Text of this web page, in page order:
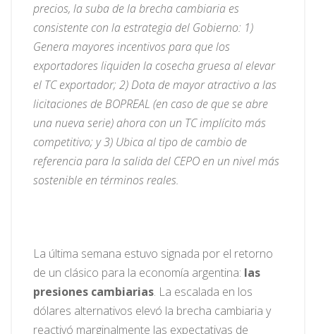
precios, la suba de la brecha cambiaria es
consistente con la estrategia del Gobierno: 1)
Genera mayores incentivos para que los
exportadores liquiden la cosecha gruesa al elevar
el TC exportador; 2) Dota de mayor atractivo a las
licitaciones de BOPREAL (en caso de que se abre
una nueva serie) ahora con un TC implícito más
competitivo; y 3) Ubica al tipo de cambio de
referencia para la salida del CEPO en un nivel más
sostenible en términos reales.
La última semana estuvo signada por el retorno
de un clásico para la economía argentina: las
presiones cambiarias. La escalada en los
dólares alternativos elevó la brecha cambiaria y
reactivó marginalmente las expectativas de